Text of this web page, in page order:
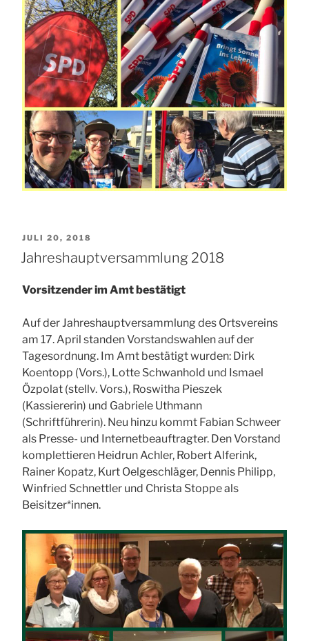
VERÖFFENTLICHT
AM
JULI 20, 2018
Jahreshauptversammlung 2018
Vorsitzender im Amt bestätigt
Auf der Jahreshauptversammlung des Ortsvereins
am 17. April standen Vorstandswahlen auf der
Tagesordnung. Im Amt bestätigt wurden: Dirk
Koentopp (Vors.), Lotte Schwanhold und Ismael
Özpolat (stellv. Vors.), Roswitha Pieszek
(Kassiererin) und Gabriele Uthmann
(Schriftführerin). Neu hinzu kommt Fabian Schweer
als Presse- und Internetbeauftragter. Den Vorstand
komplettieren Heidrun Achler, Robert Alferink,
Rainer Kopatz, Kurt Oelgeschläger, Dennis Philipp,
Winfried Schnettler und Christa Stoppe als
Beisitzer*innen.